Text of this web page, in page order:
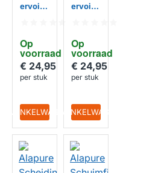
HUISMERK
Op
voorraad
ervoir
V6
€ 24,95
per stuk
IN WINKELWAGEN
HUISMERK
Op
voorraad
ervoir
V12
€ 24,95
per stuk
IN WINKELWAGEN